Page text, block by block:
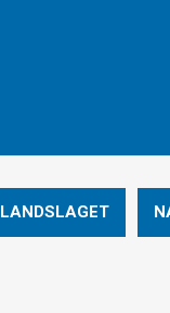
LANDSLAGET